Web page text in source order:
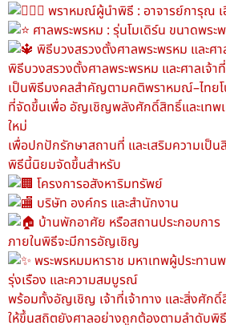
พราหมณ์ผู้นำพิธี : อาจารย์การุณ
ศาลพระพรหม : รุ่นโมเดิร์น ขนาดพระ
พิธีบวงสรวงตั้งศาลพระพรหม และศา
พิธีบวงสรวงตั้งศาลพระพรหม และศาลเจ้าที่
เป็นพิธีมงคลสำคัญตามคติพราหมณ์–ไทย
ที่จัดขึ้นเพื่อ อัญเชิญพลังศักดิ์สิทธิ์และเทพ
ใหม่
เพื่อปกปักรักษาสถานที่ และเสริมความเป็
พิธีนี้นิยมจัดขึ้นสำหรับ
โครงการอสังหาริมทรัพย์
บริษัท องค์กร และสำนักงาน
บ้านพักอาศัย หรือสถานประกอบการ
ภายในพิธีจะมีการอัญเชิญ
พระพรหมมหาราช มหาเทพผู้ประทาน
รุ่งเรือง และความสมบูรณ์
พร้อมทั้งอัญเชิญ เจ้าที่เจ้าทาง และสิ่งศัก
ให้ขึ้นสถิตยังศาลอย่างถูกต้องตามลำดับ